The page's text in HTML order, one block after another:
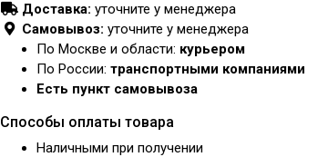
Доставка: уточните у менеджера
Самовывоз: уточните у менеджера
По Москве и области: курьером
По России: транспортными компаниями
Есть пункт самовывоза
Способы оплаты товара
Наличными при получении